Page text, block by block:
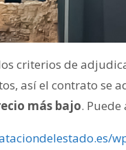
criterios de
así el contrato se
más bajo.